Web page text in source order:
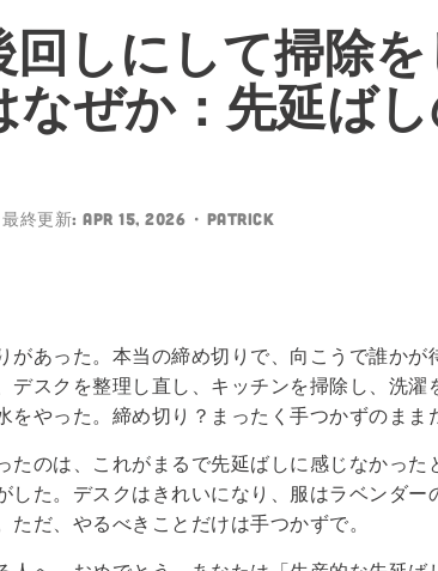
回しにして掃除を
なぜか：先延ば
最終更新: Apr 15, 2026 • patrick
があった。本当の締め切りで、向こうで誰かが
デスクを整理し直し、キッチンを掃除し、洗濯
をやった。締め切り？まったく手つかずのまま
たのは、これがまるで先延ばしに感じなかった
した。デスクはきれいになり、服はラベンダー
ただ、やるべきことだけは手つかずで。